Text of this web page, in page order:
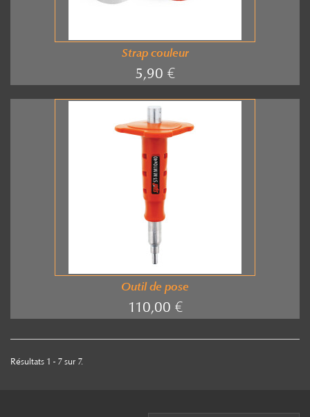
Strap couleur
5,90 €
Outil de pose
110,00 €
Résultats 1 - 7 sur 7.